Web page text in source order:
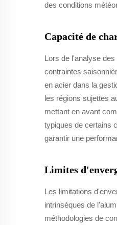
des conditions
Capacité de
Lors de l'analyse
contraintes
en acier dans la
les régions sujettes
mettant en avant
typiques de certains
garantir une
Limites
Les limitations
intrinsèques de
méthodologies de